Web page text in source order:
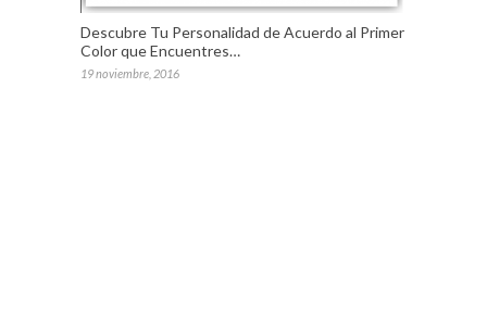
Descubre Tu Personalidad de Acuerdo al Primer
Color que Encuentres…
19 noviembre, 2016